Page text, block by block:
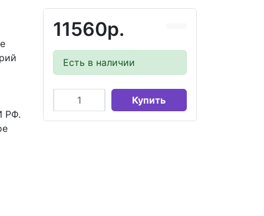
11560р.
Есть в наличии
Купить
РФ.